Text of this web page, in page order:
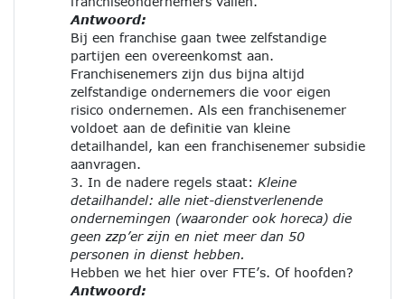
Antwoord:
Bij een franchise gaan twee zelfstandige
partijen een overeenkomst aan.
Franchisenemers zijn dus bijna altijd
zelfstandige ondernemers die voor eigen
risico ondernemen. Als een franchisenemer
voldoet aan de definitie van kleine
detailhandel, kan een franchisenemer subsidie
aanvragen.
3. In de nadere regels staat: Kleine
detailhandel: alle niet-dienstverlenende
ondernemingen (waaronder ook horeca) die
geen zzp’er zijn en niet meer dan 50
personen in dienst hebben.
Hebben we het hier over FTE’s. Of hoofden?
Antwoord: